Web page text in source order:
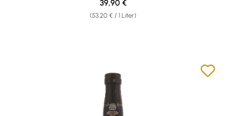
(53,20 € / 1 Liter)
Regulärer Preis:
39,90 €